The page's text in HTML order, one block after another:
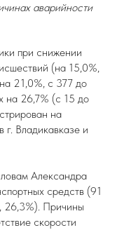
аварийности
при снижении
(на 15,0%,
21,0%, с 377 до
на 26,7% (с 15 до
на
г. Владикавказе и
Александра
средств (91
26,3%). Причины
скорости